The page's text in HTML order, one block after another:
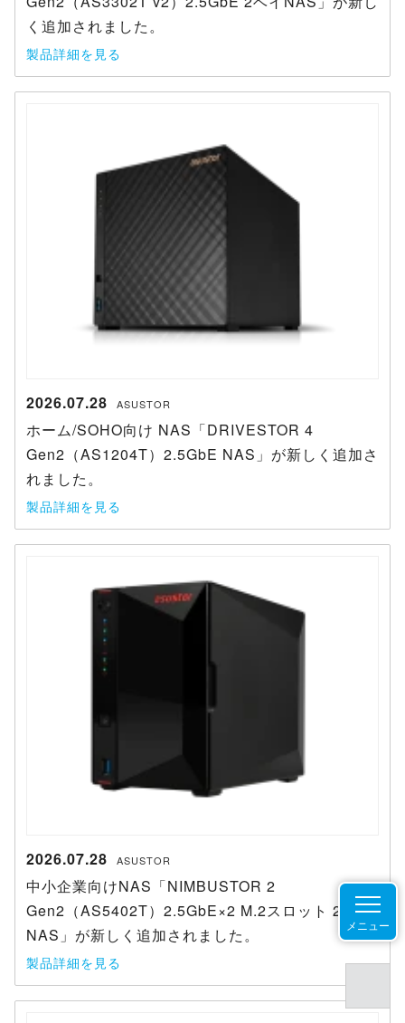
メニュー
く追加されました。
製品詳細を見る
2026.07.28 ASUSTOR
ホーム/SOHO向け NAS「DRIVESTOR 4
Gen2（AS1204T）2.5GbE NAS」が新しく追加さ
れました。
製品詳細を見る
2026.07.28 ASUSTOR
中小企業向けNAS「NIMBUSTOR 2
Gen2（AS5402T）2.5GbE×2 M.2スロット 2ベイ
NAS」が新しく追加されました。
製品詳細を見る